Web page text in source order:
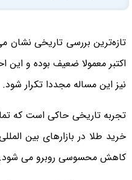
تازه‌ترین بررسی تاریخی نشان
اکتبر معمولا ضعیف بوده و این
نیز این مساله مجددا تکرار شود.
تجربه تاریخی حاکی است که
خرید طلا در بازارهای بین
کاهش محسوسی روبرو می شود.